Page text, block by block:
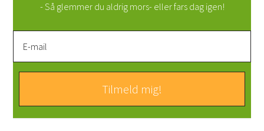
- Så glemmer du aldrig mors- eller fars dag igen!